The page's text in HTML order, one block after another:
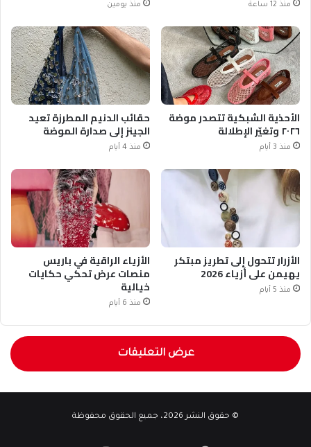
منذ 12 ساعة منذ يومين
الأحذية الشبكية تتصدر موضة
٢٠٢٦ وتغيّر الإطلالة
منذ 3 أيام
حقائب الدنيم المطرزة تعيد
الجينز إلى صدارة الموضة
منذ 4 أيام
الأزرار تتحول إلى تطريز مبتكر
يهيمن على أزياء 2026
منذ 5 أيام
الأزياء الراقية في باريس
منصات عرض تحكي حكايات
خيالية
منذ 6 أيام
عرض التعليقات
© حقوق النشر 2026، جميع الحقوق محفوظة